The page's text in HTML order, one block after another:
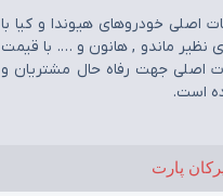
اصلي خودروهاي هيوندا و کيا با
نظير ماندو , هانون و …. با قيمت
اصلي جهت رفاه حال مشتريان و
است.
پارت